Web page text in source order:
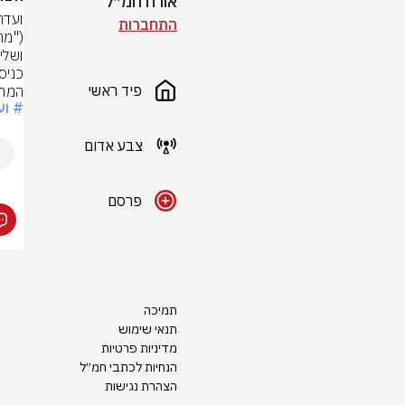
התחברות
פיד ראשי
צבע אדום
פרסם
תמיכה
תנאי שימוש
מדיניות פרטיות
הנחיות לכתבי חמ״ל
הצהרת נגישות
#